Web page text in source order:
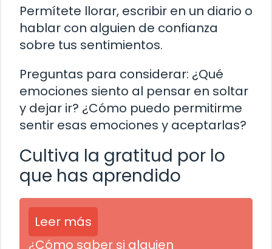
Permítete llorar, escribir en un diario o
hablar con alguien de confianza
sobre tus sentimientos.
Preguntas para considerar: ¿Qué
emociones siento al pensar en soltar
y dejar ir? ¿Cómo puedo permitirme
sentir esas emociones y aceptarlas?
Cultiva la gratitud por lo
que has aprendido
Leer más
¿Cómo saber si alguien